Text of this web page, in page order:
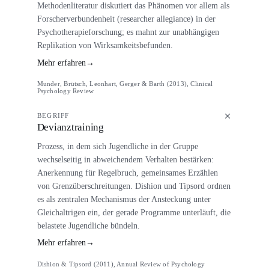
Methodenliteratur diskutiert das Phänomen vor allem als
Forscherverbundenheit (researcher allegiance) in der
Psychotherapieforschung; es mahnt zur unabhängigen
Replikation von Wirksamkeitsbefunden.
Mehr erfahren →
Munder, Brütsch, Leonhart, Gerger & Barth (2013), Clinical
Psychology Review
BEGRIFF
Devianztraining
Prozess, in dem sich Jugendliche in der Gruppe
wechselseitig in abweichendem Verhalten bestärken:
Anerkennung für Regelbruch, gemeinsames Erzählen
von Grenzüberschreitungen. Dishion und Tipsord ordnen
es als zentralen Mechanismus der Ansteckung unter
Gleichaltrigen ein, der gerade Programme unterläuft, die
belastete Jugendliche bündeln.
Mehr erfahren→
Dishion & Tipsord (2011), Annual Review of Psychology